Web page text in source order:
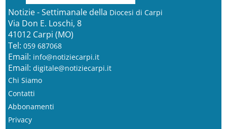
Notizie - Settimanale della Diocesi di Carpi
Via Don E. Loschi, 8
41012 Carpi (MO)
Tel: 059 687068
Email: info@notiziecarpi.it
Email: digitale@notiziecarpi.it
Chi Siamo
Contatti
Abbonamenti
Privacy